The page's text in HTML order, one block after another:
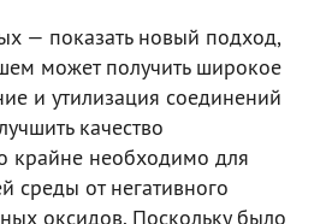
— показать новый подход,
может получить широкое
и утилизация соединений
качество
крайне необходимо для
от негативного
оксидов. Поскольку было